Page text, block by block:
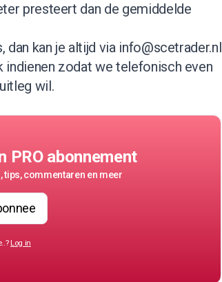
presteert dan de gemiddelde
dan kan je altijd via info@scetrader.nl
indienen zodat we telefonisch even
wil.
PRO abonnement
tips, commentaren en meer
Log in